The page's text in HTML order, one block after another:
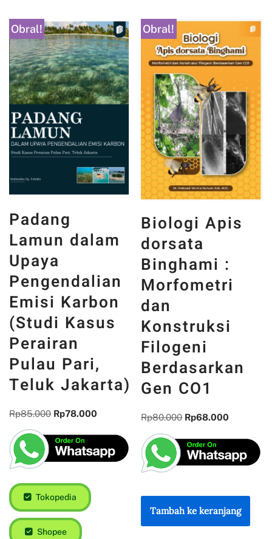
Obral!
Padang
Lamun dalam
Upaya
Pengendalian
Emisi Karbon
(Studi Kasus
Perairan
Pulau Pari,
Teluk Jakarta)
Rp85.000 Rp78.000
Tokopedia
Shopee
Obral!
Biologi Apis
dorsata
Binghami :
Morfometri
dan
Konstruksi
Filogeni
Berdasarkan
Gen CO1
Rp80.000 Rp68.000
Tambah ke keranjang